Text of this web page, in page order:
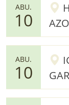
ABU.
10
ABU.
10